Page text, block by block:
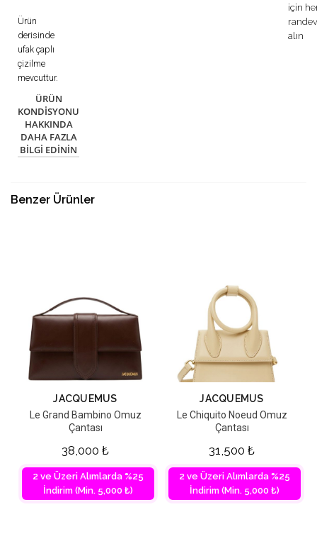
Ürün
derisinde
ufak çaplı
çizilme
mevcuttur.
ÜRÜN
KONDISYONU
HAKKINDA
DAHA FAZLA
BILGI EDININ
için
alın
Benzer Ürünler
JACQUEMUS
Le Grand Bambino Omuz
Çantası
38,000 ₺
2 ve Üzeri Alımlarda %25
İndirim (Min. 5,000 ₺)
JACQUEMUS
Le Chiquito Noeud Omuz
Çantası
31,500 ₺
2 ve Üzeri Alımlarda %25
İndirim (Min. 5,000 ₺)